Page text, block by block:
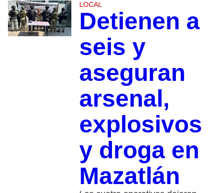
LOCAL
Detienen a
seis y
aseguran
arsenal,
explosivos
y droga en
Mazatlán